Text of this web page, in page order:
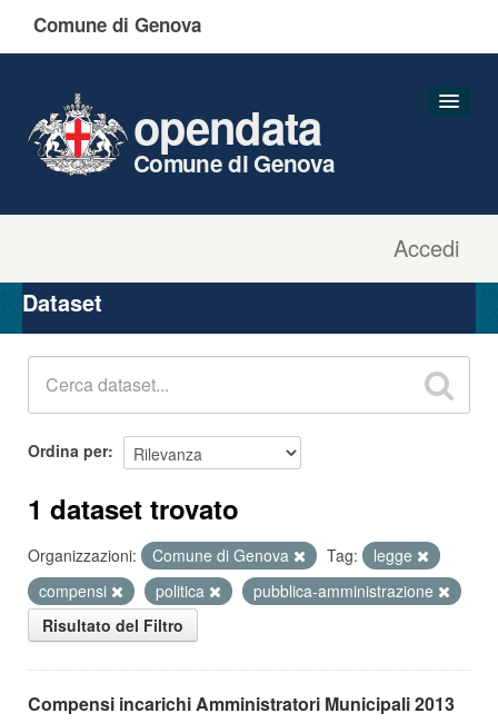
Comune di Genova
Accedi
opendata
Comune di Genova
Organizzazioni
Gruppi
Dataset
Ordina per
1 dataset trovato
Organizzazioni: Comune di Genova Tag:
legge
compensi
politica
pubblica-amministrazione
Risultato del Filtro
Compensi incarichi Amministratori Municipali 2013